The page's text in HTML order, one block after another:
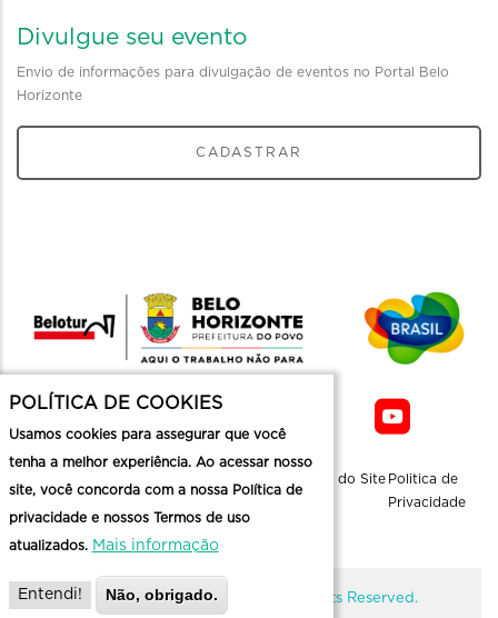
Divulgue seu evento
Envio de informações para divulgação de eventos no Portal Belo
Horizonte
CADASTRAR
Mapa do Site Politica de
Privacidade
@ Copyright Belotur 2026. All Rights Reserved.
POLÍTICA DE COOKIES
Usamos cookies para assegurar que você
tenha a melhor experiência. Ao acessar nosso
site, você concorda com a nossa Política de
privacidade e nossos Termos de uso
atualizados. Mais informação
Entendi! Não, obrigado.